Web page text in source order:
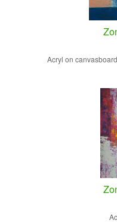
Acryl on